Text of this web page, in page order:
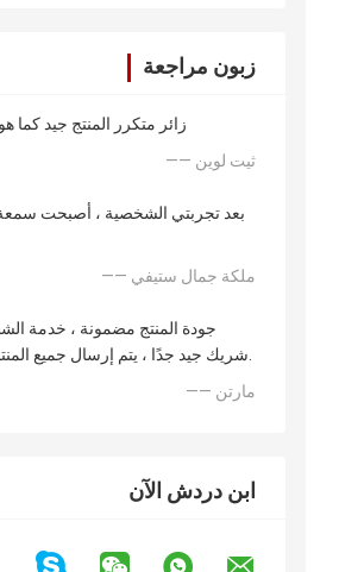
زبون مراجعة
زائر متكرر المنتج جيد كما
—— ثيت لوين
بعد تجربتي الشخصية ، أصبحت سمعة
—— ملكة جمال ستيفي
جودة المنتج مضمونة ، خدمة
شريك جيد جدًا ، يتم إرسال جميع المنتجات من هنا.
—— مارتن
ابن دردش الآن